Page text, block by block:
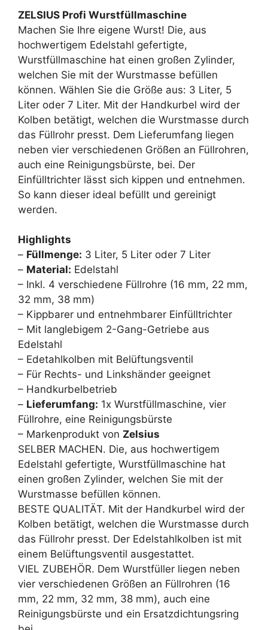
ZELSIUS Profi Wurstfüllmaschine
Machen Sie Ihre eigene Wurst! Die, aus
hochwertigem Edelstahl gefertigte,
Wurstfüllmaschine hat einen großen Zylinder,
welchen Sie mit der Wurstmasse befüllen
können. Wählen Sie die Größe aus: 3 Liter, 5
Liter oder 7 Liter. Mit der Handkurbel wird der
Kolben betätigt, welchen die Wurstmasse durch
das Füllrohr presst. Dem Lieferumfang liegen
neben vier verschiedenen Größen an Füllrohren,
auch eine Reinigungsbürste, bei. Der
Einfülltrichter lässt sich kippen und entnehmen.
So kann dieser ideal befüllt und gereinigt
werden.
Highlights
– Füllmenge: 3 Liter, 5 Liter oder 7 Liter
– Material: Edelstahl
– Inkl. 4 verschiedene Füllrohre (16 mm, 22 mm,
32 mm, 38 mm)
– Kippbarer und entnehmbarer Einfülltrichter
– Mit langlebigem 2-Gang-Getriebe aus
Edelstahl
– Edetahlkolben mit Belüftungsventil
– Für Rechts- und Linkshänder geeignet
– Handkurbelbetrieb
– Lieferumfang: 1x Wurstfüllmaschine, vier
Füllrohre, eine Reinigungsbürste
– Markenprodukt von Zelsius
SELBER MACHEN. Die, aus hochwertigem
Edelstahl gefertigte, Wurstfüllmaschine hat
einen großen Zylinder, welchen Sie mit der
Wurstmasse befüllen können.
BESTE QUALITÄT. Mit der Handkurbel wird der
Kolben betätigt, welchen die Wurstmasse durch
das Füllrohr presst. Der Edelstahlkolben ist mit
einem Belüftungsventil ausgestattet.
VIEL ZUBEHÖR. Dem Wurstfüller liegen neben
vier verschiedenen Größen an Füllrohren (16
mm, 22 mm, 32 mm, 38 mm), auch eine
Reinigungsbürste und ein Ersatzdichtungsring